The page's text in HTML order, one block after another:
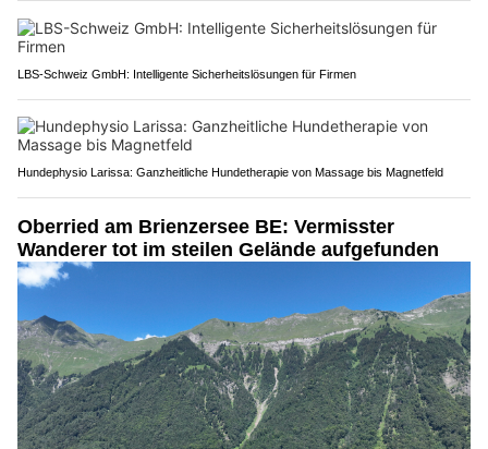
LBS-Schweiz GmbH: Intelligente Sicherheitslösungen für Firmen
Hundephysio Larissa: Ganzheitliche Hundetherapie von Massage bis Magnetfeld
Oberried am Brienzersee BE: Vermisster
Wanderer tot im steilen Gelände aufgefunden